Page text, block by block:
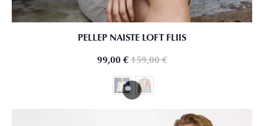
PELLEP NAISTE LOFT FLIIS
99,00 €159,00€